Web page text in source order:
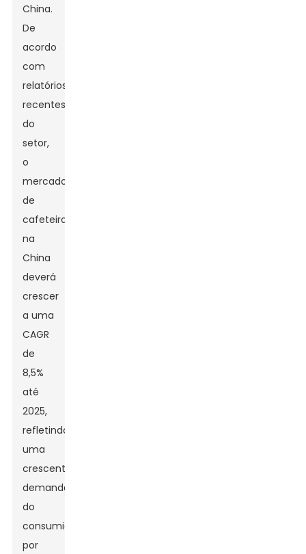
China.
De
acordo
com
relatórios
recentes
do
setor,
o
mercado
de
cafeteiras
na
China
deverá
crescer
a uma
CAGR
de
8,5%
até
2025,
refletindo
uma
crescente
demanda
do
consumidor
por